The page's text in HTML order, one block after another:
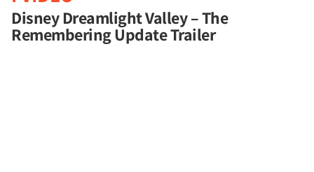
Disney Dreamlight Valley – The
Remembering Update Trailer